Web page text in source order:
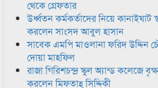
থেকে গ্রেফতার
উর্ধ্বতন কর্মকর্তাদের নিয়ে কানাইঘাট
করলেন সাংসদ আবুল হাসান
সাবেক এমপি মাওলানা ফরিদ উদ্দিন
দোয়া মাহফিল
রাজা গিরিশচন্দ্র স্কুল অ্যান্ড কলেজে
করলেন মিফতাহ্ সিদ্দিকী